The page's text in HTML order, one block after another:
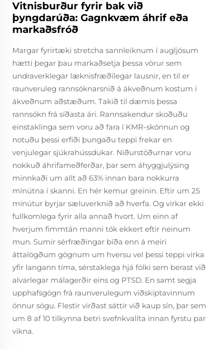
Vitnisburður fyrir bak við
þyngdarúða: Gagnkvæm áhrif eða
markaðsfróð
Margar fyrirtæki stretcha sannleiknum í augljósum
hætti þegar þau markaðsetja þessa vörur sem
undraverklegar læknisfræðilegar lausnir, en til er
raunveruleg rannsóknarsnið á ákveðnum kostum í
ákveðnum aðstæðum. Takið til dæmis þessa
rannsókn frá síðasta ári. Rannsakendur skoðuðu
einstaklinga sem voru að fara í KMR-skönnun og
notuðu þessi erfiði þungaðu teppi frekar en
venjulegar sjúkrahússdukar. Niðurstöðurnar voru
nokkuð áhrifameðferðar, þar sem áhyggjulýsing
minnkaði um allt að 63% innan bara nokkurra
mínútna í skanni. En hér kemur greinin. Eftir um 25
mínútur byrjar sæluverknið að hverfa. Og virkar ekki
fullkomlega fyrir alla annað hvort. Um einn af
hverjum fimmtán manni tók ekkert eftir neinum
mun. Sumir sérfræðingar bíða enn á meiri
áttalögðum gögnum um hversu vel þessi teppi virka
yfir langann tíma, sérstaklega hjá fólki sem berast við
alvarlegar málagerðir eins og PTSD. En samt segja
upphafsgögn frá raunverulegum viðskiptavinnum
önnur sögu. Flestir virðast sáttir við kaup sín, þar sem
um 8 af 10 tilkynna betri svefnkvalíta innan fyrstu par
vikna.